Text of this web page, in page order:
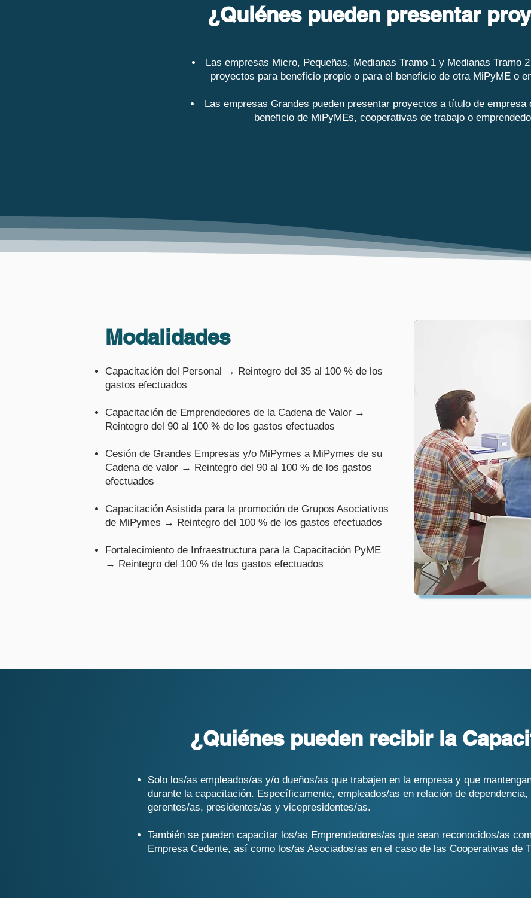
¿Quiénes pueden presentar
Las empresas Micro, Pequeñas, Medianas Tramo 1 y Medianas Tramo
proyectos para beneficio propio o para el beneficio de otra MiPyME o
Las empresas Grandes pueden presentar proyectos a título de empresa
beneficio de MiPyMEs, cooperativas de trabajo o
Modalidades
Capacitación del Personal → Reintegro del 35 al 100 % de los
gastos efectuados
Capacitación de Emprendedores de la Cadena de Valor →
Reintegro del 90 al 100 % de los gastos efectuados
Cesión de Grandes Empresas y/o MiPymes a MiPymes de su
Cadena de valor → Reintegro del 90 al 100 % de los gastos
efectuados
Capacitación Asistida para la promoción de Grupos Asociativos
de MiPymes → Reintegro del 100 % de los gastos efectuados
Fortalecimiento de Infraestructura para la Capacitación PyME
→ Reintegro del 100 % de los gastos efectuados
¿Quiénes pueden recibir la
Solo los/as empleados/as y/o dueños/as que trabajen en la empresa y que
durante la capacitación. Específicamente, empleados/as en relación de
gerentes/as, presidentes/as y vicepresidentes/as.
También se pueden capacitar los/as Emprendedores/as que sean reconocidos/as
Empresa Cedente, así como los/as Asociados/as en el caso de las Cooperativas de